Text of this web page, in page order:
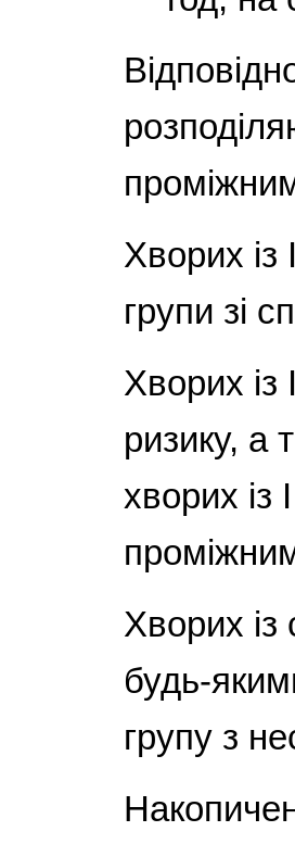
Хворих із
групи зі
Хворих із
ризику, а
хворих із
Хворих із
будь-
групу з